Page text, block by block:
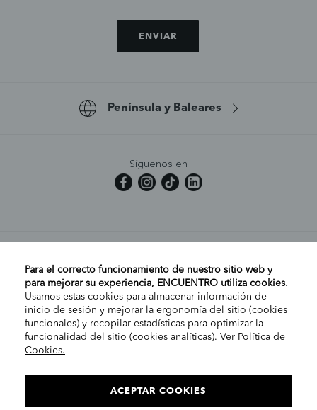
ENVIAR
Península y Baleares
Síguenos en
MI CUENTA
AYUDA
EMPRESA
INFORMACIÓN LEGAL
Para el correcto funcionamiento de nuestro sitio web y
para mejorar su experiencia, ENCUENTRO utiliza cookies.
Usamos estas cookies para almacenar información de
inicio de sesión y mejorar la ergonomía del sitio (cookies
funcionales) y recopilar estadísticas para optimizar la
funcionalidad del sitio (cookies analíticas). Ver Política de
Cookies.
ACEPTAR COOKIES